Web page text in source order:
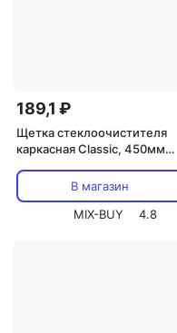
189,1 ₽
Щетка стеклоочистителя
каркасная Classic, 450мм
В магазин
MIX-BUY
4.8